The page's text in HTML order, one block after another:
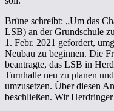
Brüne schreibt: „Um das
LSB) an der Grundschule
1. Febr. 2021 gefordert,
Neubau zu beginnen. Die
beantragte, das LSB in
Turnhalle neu zu planen
umzusetzen. Über diesen
beschließen. Wir